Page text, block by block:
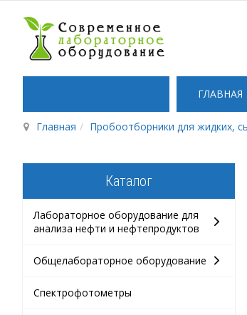
ГЛАВНАЯ
Главная Пробоотборники для жидких,
Каталог
Лабораторное оборудование для
анализа нефти и нефтепродуктов
Общелабораторное оборудование
Спектрофотометры